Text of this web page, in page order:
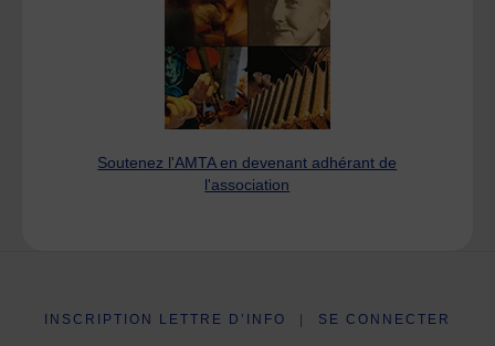
Soutenez l'AMTA en devenant adhérant de
l'association
INSCRIPTION LETTRE D’INFO SE CONNECTER